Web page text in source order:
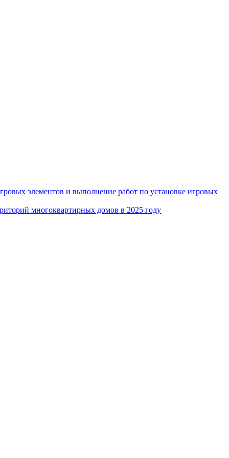
элементов и выполнение работ по установке игровых
многоквартирных домов в 2025 году